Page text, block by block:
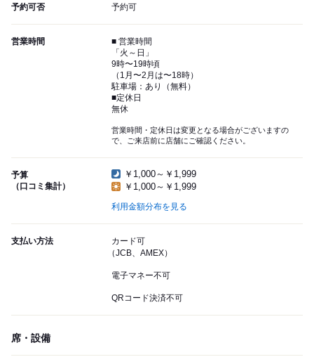
予約可否 予約可
営業時間
■ 営業時間
「火～日」
9時〜19時頃
（1月〜2月は〜18時）
駐車場：あり（無料）
■定休日
無休
営業時間・定休日は変更となる場合がございますの
で、ご来店前に店舗にご確認ください。
予算
（口コミ集計）
￥1,000～￥1,999
￥1,000～￥1,999
利用金額分布を見る
支払い方法
カード可
（JCB、AMEX）
電子マネー不可
QRコード決済不可
席・設備